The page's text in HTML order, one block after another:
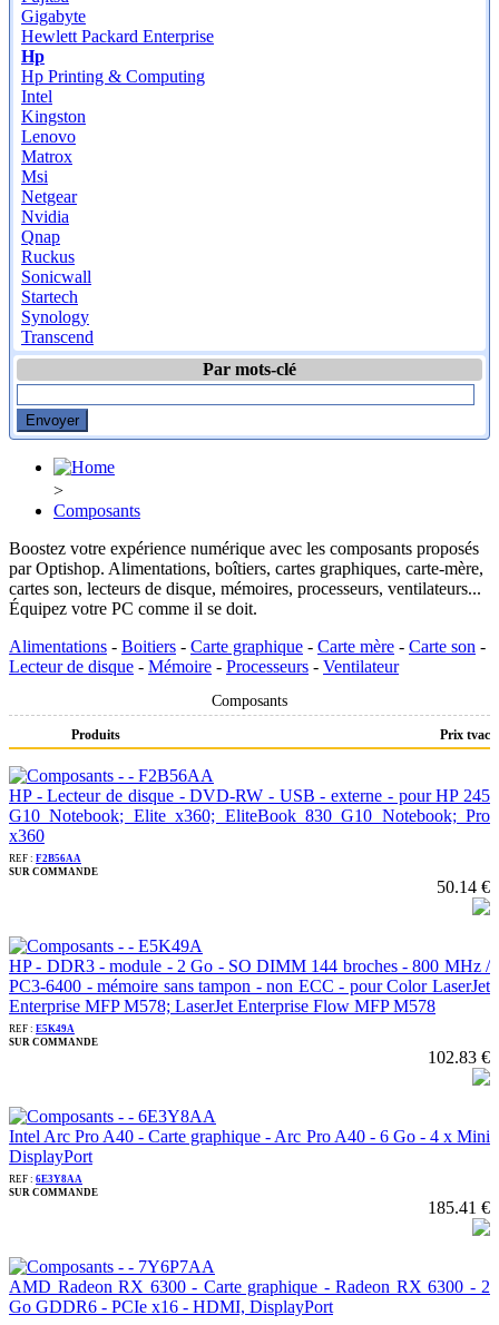
Gigabyte
Hewlett Packard Enterprise
Hp
Hp Printing & Computing
Intel
Kingston
Lenovo
Matrox
Msi
Netgear
Nvidia
Qnap
Ruckus
Sonicwall
Startech
Synology
Transcend
Par mots-clé
>
Composants
Boostez votre expérience numérique avec les composants proposés
par Optishop. Alimentations, boîtiers, cartes graphiques, carte-mère,
cartes son, lecteurs de disque, mémoires, processeurs, ventilateurs...
Équipez votre PC comme il se doit.
Alimentations - Boitiers - Carte graphique - Carte mère - Carte son -
Lecteur de disque - Mémoire - Processeurs - Ventilateur
Composants
Produits Prix tvac
HP - Lecteur de disque - DVD-RW - USB - externe - pour HP 245
G10 Notebook; Elite x360; EliteBook 830 G10 Notebook; Pro
x360
REF : F2B56AA
SUR COMMANDE
50.14 €
HP - DDR3 - module - 2 Go - SO DIMM 144 broches - 800 MHz /
PC3-6400 - mémoire sans tampon - non ECC - pour Color LaserJet
Enterprise MFP M578; LaserJet Enterprise Flow MFP M578
REF : E5K49A
SUR COMMANDE
102.83 €
Intel Arc Pro A40 - Carte graphique - Arc Pro A40 - 6 Go - 4 x Mini
DisplayPort
REF : 6E3Y8AA
SUR COMMANDE
185.41 €
AMD Radeon RX 6300 - Carte graphique - Radeon RX 6300 - 2
Go GDDR6 - PCIe x16 - HDMI, DisplayPort